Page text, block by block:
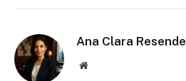
Ana Clara Resende
Website